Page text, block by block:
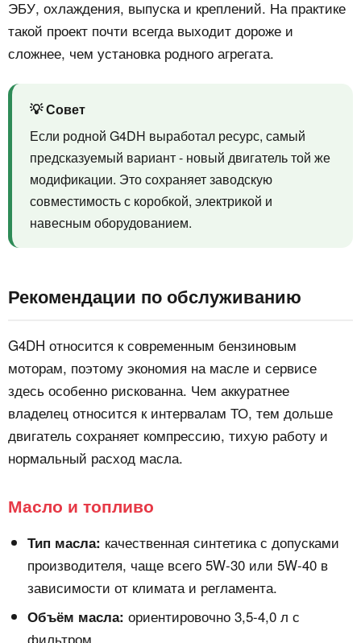
ЭБУ, охлаждения, выпуска и креплений. На практике
такой проект почти всегда выходит дороже и
сложнее, чем установка родного агрегата.
💡 Совет
Если родной G4DH выработал ресурс, самый
предсказуемый вариант - новый двигатель той же
модификации. Это сохраняет заводскую
совместимость с коробкой, электрикой и
навесным оборудованием.
Рекомендации по обслуживанию
G4DH относится к современным бензиновым
моторам, поэтому экономия на масле и сервисе
здесь особенно рискованна. Чем аккуратнее
владелец относится к интервалам ТО, тем дольше
двигатель сохраняет компрессию, тихую работу и
нормальный расход масла.
Масло и топливо
Тип масла: качественная синтетика с допусками
производителя, чаще всего 5W-30 или 5W-40 в
зависимости от климата и регламента.
Объём масла: ориентировочно 3,5-4,0 л с
фильтром.